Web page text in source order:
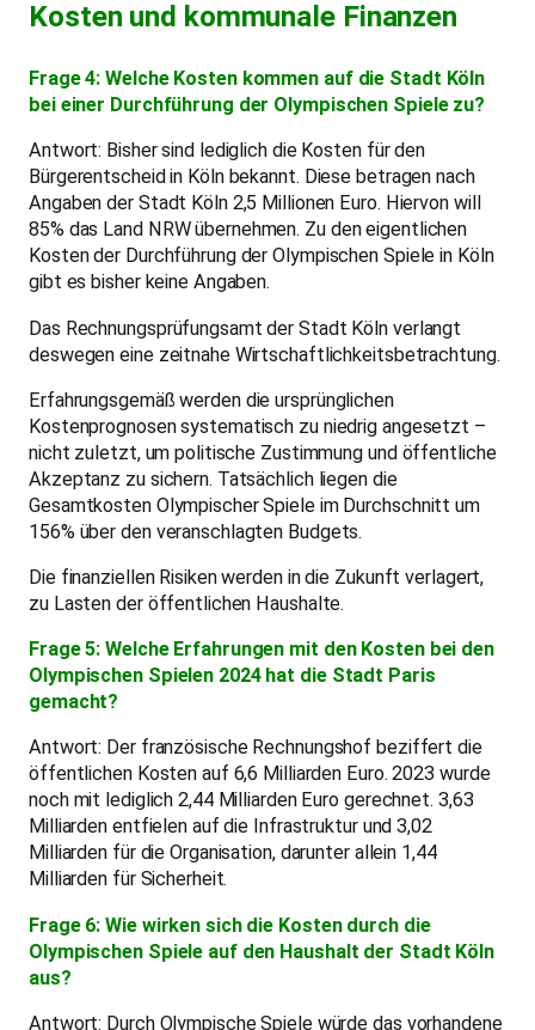
Kosten und kommunale Finanzen
Frage 4: Welche Kosten kommen auf die Stadt Köln
bei einer Durchführung der Olympischen Spiele zu?
Antwort: Bisher sind lediglich die Kosten für den
Bürgerentscheid in Köln bekannt. Diese betragen nach
Angaben der Stadt Köln 2,5 Millionen Euro. Hiervon will
85% das Land NRW übernehmen. Zu den eigentlichen
Kosten der Durchführung der Olympischen Spiele in Köln
gibt es bisher keine Angaben.
Das Rechnungsprüfungsamt der Stadt Köln verlangt
deswegen eine zeitnahe Wirtschaftlichkeitsbetrachtung.
Erfahrungsgemäß werden die ursprünglichen
Kostenprognosen systematisch zu niedrig angesetzt –
nicht zuletzt, um politische Zustimmung und öffentliche
Akzeptanz zu sichern. Tatsächlich liegen die
Gesamtkosten Olympischer Spiele im Durchschnitt um
156% über den veranschlagten Budgets.
Die finanziellen Risiken werden in die Zukunft verlagert,
zu Lasten der öffentlichen Haushalte.
Frage 5: Welche Erfahrungen mit den Kosten bei den
Olympischen Spielen 2024 hat die Stadt Paris
gemacht?
Antwort: Der französische Rechnungshof beziffert die
öffentlichen Kosten auf 6,6 Milliarden Euro. 2023 wurde
noch mit lediglich 2,44 Milliarden Euro gerechnet. 3,63
Milliarden entfielen auf die Infrastruktur und 3,02
Milliarden für die Organisation, darunter allein 1,44
Milliarden für Sicherheit.
Frage 6: Wie wirken sich die Kosten durch die
Olympischen Spiele auf den Haushalt der Stadt Köln
aus?
Antwort: Durch Olympische Spiele würde das vorhandene